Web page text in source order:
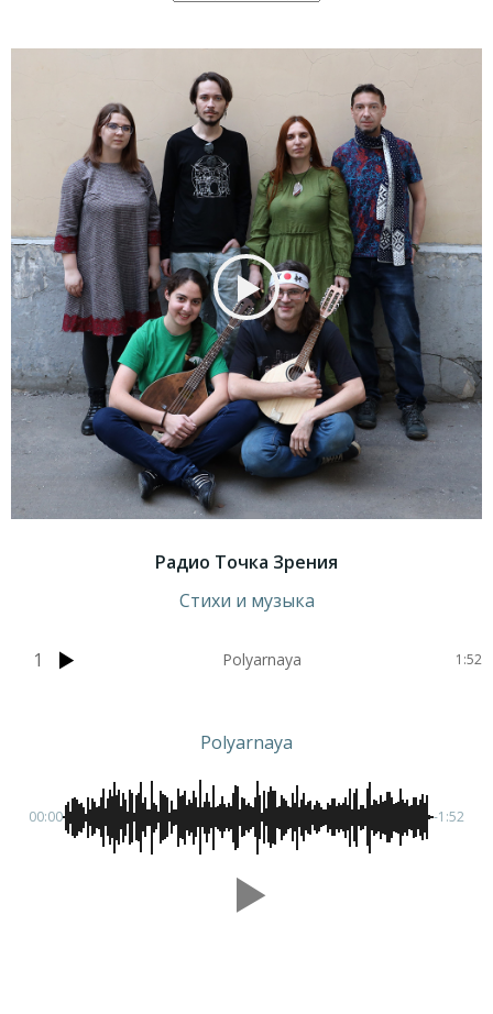
Радио Точка Зрения
Стихи и музыка
1 Polyarnaya 1:52
Polyarnaya
00:00 -1:52